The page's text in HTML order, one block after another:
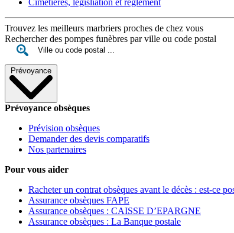
Trouvez les meilleurs marbriers proches de chez vous
Rechercher des pompes funèbres par ville ou code postal
Prévoyance
Prévoyance obsèques
Prévision obsèques
Demander des devis comparatifs
Nos partenaires
Pour vous aider
Racheter un contrat obsèques avant le décès : est-ce
Assurance obsèques FAPE
Assurance obsèques : CAISSE D’EPARGNE
Assurance obsèques : La Banque postale